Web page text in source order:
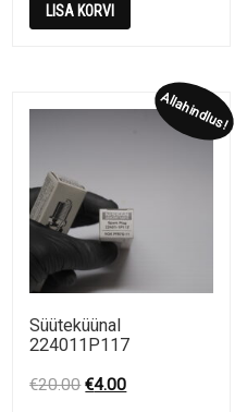
was:
€18.55.€9.00.
LISA KORVI
Allahindlus!
Süüteküünal
224011P117
€20.00 Original
€4.00Current